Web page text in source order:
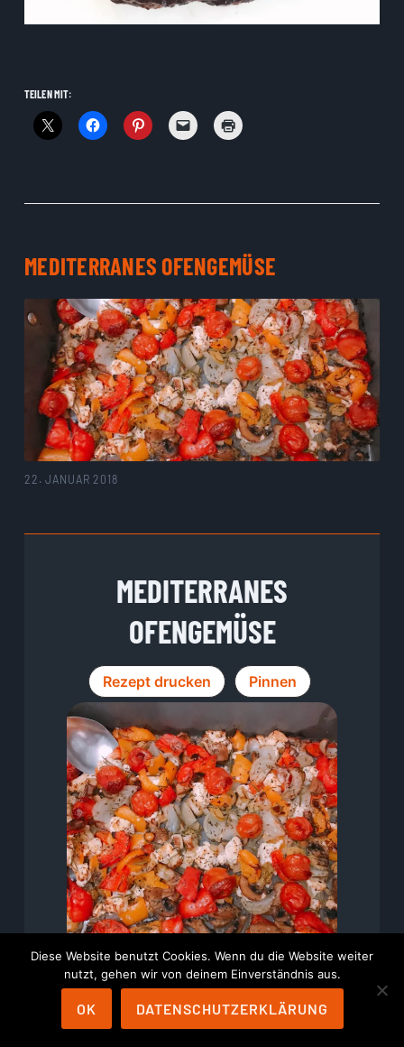
TEILEN MIT:
MEDITERRANES OFENGEMÜSE
22. JANUAR 2018
MEDITERRANES
OFENGEMÜSE
Rezept drucken Pinnen
Vorbereitungszeit
15Minuten
Min.
Diese Website benutzt Cookies. Wenn du die Website weiter
nutzt, gehen wir von deinem Einverständnis aus.
OK DATENSCHUTZERKLÄRUNG